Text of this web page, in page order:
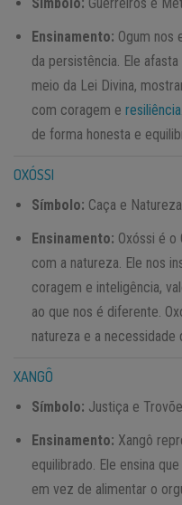
Ensinamento: Ogum nos
da persistência. Ele
meio da Lei Divina,
com coragem e resiliência
de forma honesta e
OXÓSSI
Símbolo: Caça e Natureza
Ensinamento: Oxóssi é o
com a natureza. Ele nos
coragem e inteligência,
ao que nos é diferente.
natureza e a
XANGÔ
Símbolo: Justiça e
Ensinamento: Xangô
equilibrado. Ele ensina
em vez de alimentar o